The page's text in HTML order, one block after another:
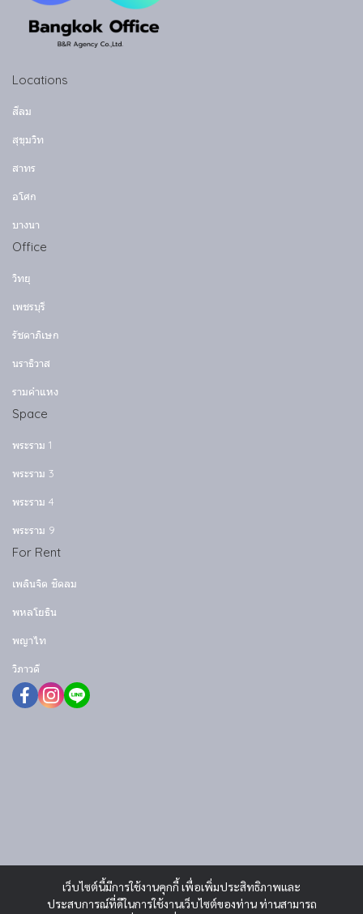
เว็บไซต์นี้มีการใช้งานคุกกี้ เพื่อเพิ่มประสิทธิภาพและ
ประสบการณ์ที่ดีในการใช้งานเว็บไซต์ของท่าน ท่านสามารถ
Locations
สีลม
สุขุมวิท
สาทร
อโศก
บางนา
Office
วิทยุ
เพชรบุรี
รัชดาภิเษก
นราธิวาส
รามคำแหง
Space
พระราม 1
พระราม 3
พระราม 4
พระราม 9
For Rent
เพลินจิต ชิดลม
พหลโยธิน
พญาไท
วิภาวดี